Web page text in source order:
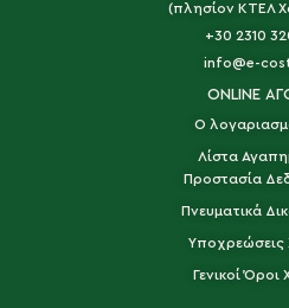
(πλησίον ΚΤΕΛ
+30 2310
info@e-
ONLINE
Ο
Λίστα
Προστασία
Πνευματικά
Υποχρεώσεις
Γενικοί Όροι